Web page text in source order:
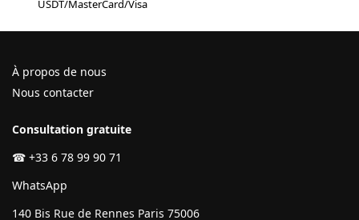
USDT/MasterCard/Visa
À propos de nous
Nous contacter
Consultation gratuite
☎ +33 6 78 99 90 71
WhatsApp
140 Bis Rue de Rennes Paris 75006